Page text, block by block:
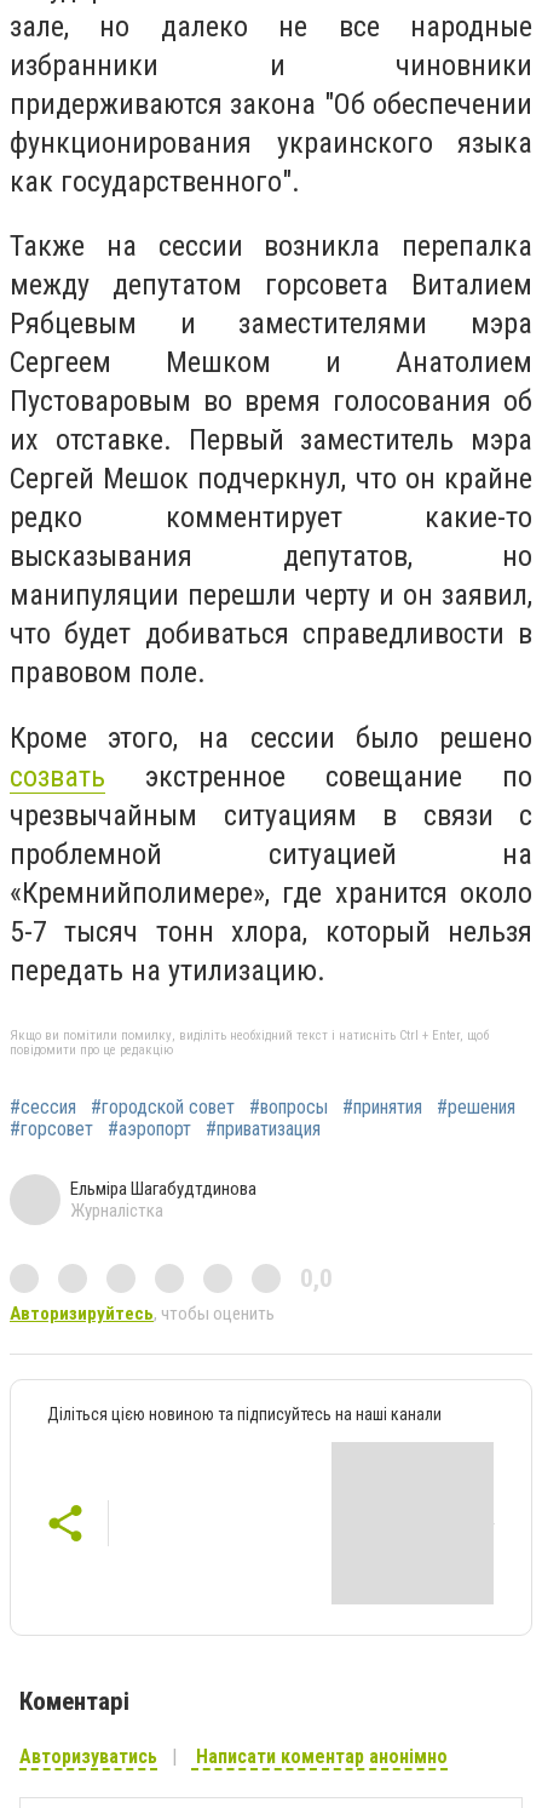
зале, но далеко не все народные
избранники и чиновники
придерживаются закона "Об обеспечении
функционирования украинского языка
как государственного".
Также на сессии возникла перепалка
между депутатом горсовета Виталием
Рябцевым и заместителями мэра
Сергеем Мешком и Анатолием
Пустоваровым во время голосования об
их отставке. Первый заместитель мэра
Сергей Мешок подчеркнул, что он крайне
редко комментирует какие-то
высказывания депутатов, но
манипуляции перешли черту и он заявил,
что будет добиваться справедливости в
правовом поле.
Кроме этого, на сессии было решено
созвать экстренное совещание по
чрезвычайным ситуациям в связи с
проблемной ситуацией на
«Кремнийполимере», где хранится около
5-7 тысяч тонн хлора, который нельзя
передать на утилизацию.
Якщо ви помітили помилку, виділіть необхідний текст і натисніть Ctrl + Enter, щоб
повідомити про це редакцію
#сессия #городской совет #вопросы #принятия
#решения
#горсовет
#аэропорт #приватизация
Ельміра Шагабудтдинова
Журналістка
0,0
Авторизируйтесь, чтобы оценить
Діліться цією новиною та підписуйтесь на наші канали
Коментарі
Авторизуватись Написати коментар анонімно